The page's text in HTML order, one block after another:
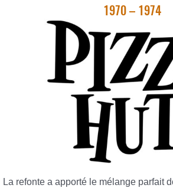
1970 – 1974
La refonte a apporté le mélange parfait